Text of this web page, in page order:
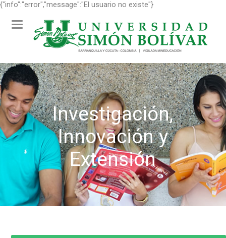
{"info":"error","message":"El usuario no existe"}
Toggle
navigation
Investigación,
Innovación y
Extensión